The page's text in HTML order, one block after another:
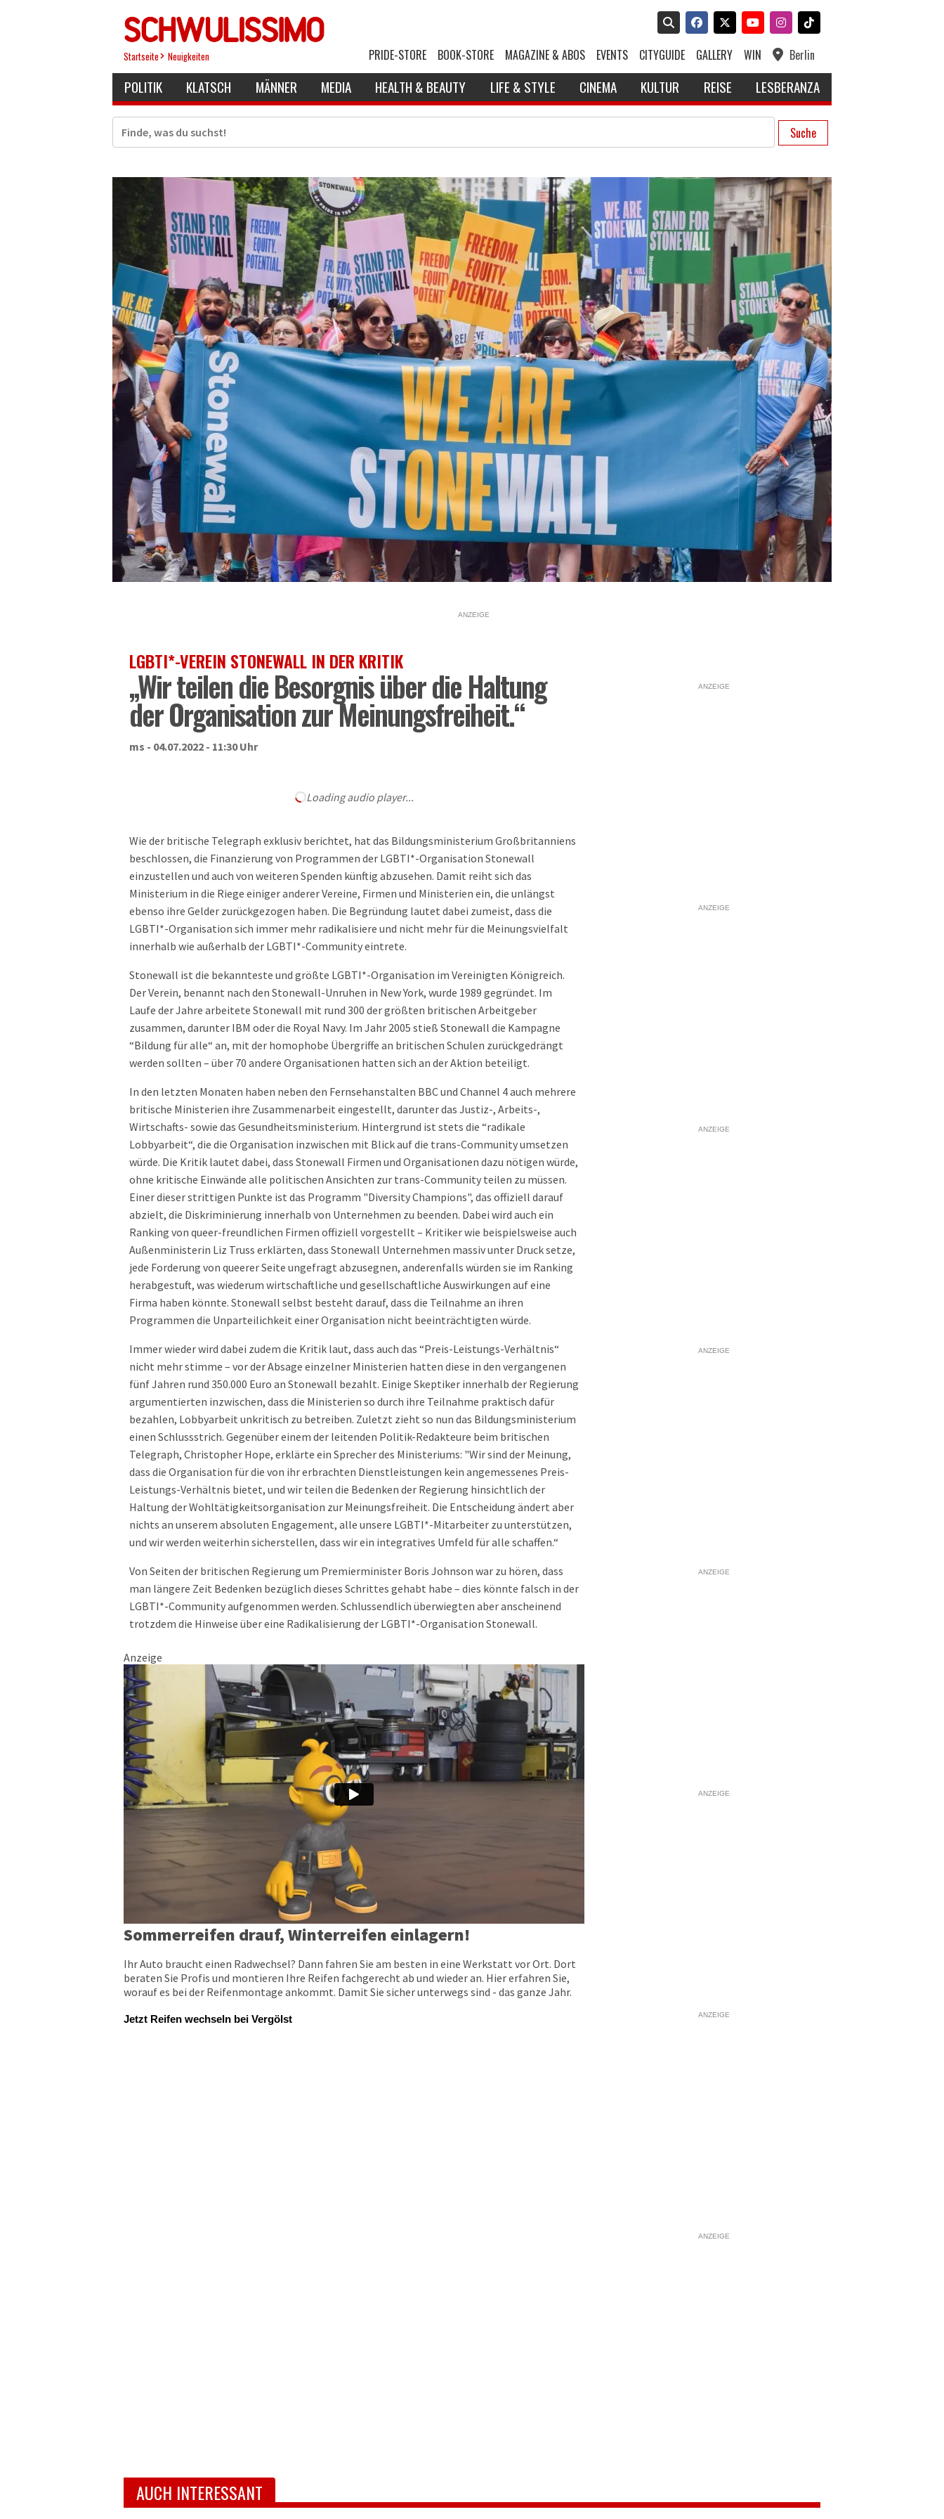
Startseite Neuigkeiten PRIDE-STORE BOOK-STORE MAGAZINE & ABOS EVENTS CITYGUIDE GALLERY WIN Berlin
POLITIK KLATSCH MÄNNER MEDIA HEALTH & BEAUTY LIFE & STYLE CINEMA KULTUR REISE LESBERANZA
Suche
ANZEIGE
LGBTI*-VEREIN STONEWALL IN DER KRITIK
„Wir teilen die Besorgnis über die Haltung
der Organisation zur Meinungsfreiheit.“
ms - 04.07.2022 - 11:30 Uhr
Loading audio player...
Wie der britische Telegraph exklusiv berichtet, hat das Bildungsministerium Großbritanniens
beschlossen, die Finanzierung von Programmen der LGBTI*-Organisation Stonewall
einzustellen und auch von weiteren Spenden künftig abzusehen. Damit reiht sich das
Ministerium in die Riege einiger anderer Vereine, Firmen und Ministerien ein, die unlängst
ebenso ihre Gelder zurückgezogen haben. Die Begründung lautet dabei zumeist, dass die
LGBTI*-Organisation sich immer mehr radikalisiere und nicht mehr für die Meinungsvielfalt
innerhalb wie außerhalb der LGBTI*-Community eintrete.
Stonewall ist die bekannteste und größte LGBTI*-Organisation im Vereinigten Königreich.
Der Verein, benannt nach den Stonewall-Unruhen in New York, wurde 1989 gegründet. Im
Laufe der Jahre arbeitete Stonewall mit rund 300 der größten britischen Arbeitgeber
zusammen, darunter IBM oder die Royal Navy. Im Jahr 2005 stieß Stonewall die Kampagne
“Bildung für alle“ an, mit der homophobe Übergriffe an britischen Schulen zurückgedrängt
werden sollten – über 70 andere Organisationen hatten sich an der Aktion beteiligt.
In den letzten Monaten haben neben den Fernsehanstalten BBC und Channel 4 auch mehrere
britische Ministerien ihre Zusammenarbeit eingestellt, darunter das Justiz-, Arbeits-,
Wirtschafts- sowie das Gesundheitsministerium. Hintergrund ist stets die “radikale
Lobbyarbeit“, die die Organisation inzwischen mit Blick auf die trans-Community umsetzen
würde. Die Kritik lautet dabei, dass Stonewall Firmen und Organisationen dazu nötigen würde,
ohne kritische Einwände alle politischen Ansichten zur trans-Community teilen zu müssen.
Einer dieser strittigen Punkte ist das Programm "Diversity Champions", das offiziell darauf
abzielt, die Diskriminierung innerhalb von Unternehmen zu beenden. Dabei wird auch ein
Ranking von queer-freundlichen Firmen offiziell vorgestellt – Kritiker wie beispielsweise auch
Außenministerin Liz Truss erklärten, dass Stonewall Unternehmen massiv unter Druck setze,
jede Forderung von queerer Seite ungefragt abzusegnen, anderenfalls würden sie im Ranking
herabgestuft, was wiederum wirtschaftliche und gesellschaftliche Auswirkungen auf eine
Firma haben könnte. Stonewall selbst besteht darauf, dass die Teilnahme an ihren
Programmen die Unparteilichkeit einer Organisation nicht beeinträchtigten würde.
Immer wieder wird dabei zudem die Kritik laut, dass auch das “Preis-Leistungs-Verhältnis“
nicht mehr stimme – vor der Absage einzelner Ministerien hatten diese in den vergangenen
fünf Jahren rund 350.000 Euro an Stonewall bezahlt. Einige Skeptiker innerhalb der Regierung
argumentierten inzwischen, dass die Ministerien so durch ihre Teilnahme praktisch dafür
bezahlen, Lobbyarbeit unkritisch zu betreiben. Zuletzt zieht so nun das Bildungsministerium
einen Schlussstrich. Gegenüber einem der leitenden Politik-Redakteure beim britischen
Telegraph, Christopher Hope, erklärte ein Sprecher des Ministeriums: "Wir sind der Meinung,
dass die Organisation für die von ihr erbrachten Dienstleistungen kein angemessenes Preis-
Leistungs-Verhältnis bietet, und wir teilen die Bedenken der Regierung hinsichtlich der
Haltung der Wohltätigkeitsorganisation zur Meinungsfreiheit. Die Entscheidung ändert aber
nichts an unserem absoluten Engagement, alle unsere LGBTI*-Mitarbeiter zu unterstützen,
und wir werden weiterhin sicherstellen, dass wir ein integratives Umfeld für alle schaffen.“
Von Seiten der britischen Regierung um Premierminister Boris Johnson war zu hören, dass
man längere Zeit Bedenken bezüglich dieses Schrittes gehabt habe – dies könnte falsch in der
LGBTI*-Community aufgenommen werden. Schlussendlich überwiegten aber anscheinend
trotzdem die Hinweise über eine Radikalisierung der LGBTI*-Organisation Stonewall.
Anzeige
Sommerreifen drauf, Winterreifen einlagern!
Ihr Auto braucht einen Radwechsel? Dann fahren Sie am besten in eine Werkstatt vor Ort. Dort
beraten Sie Profis und montieren Ihre Reifen fachgerecht ab und wieder an. Hier erfahren Sie,
worauf es bei der Reifenmontage ankommt. Damit Sie sicher unterwegs sind - das ganze Jahr.
Jetzt Reifen wechseln bei Vergölst
ANZEIGE
ANZEIGE
ANZEIGE
ANZEIGE
ANZEIGE
ANZEIGE
ANZEIGE
ANZEIGE
AUCH INTERESSANT